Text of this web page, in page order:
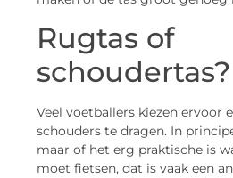
Rugtas of
schoudertas?
Veel voetballers kiezen ervoor
schouders te dragen. In
maar of het erg praktische is
moet fietsen, dat is vaak een